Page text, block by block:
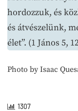
hordozzuk, és
és átvészelünk,
élet”. (1 János 5,
Photo by Isaac
1307